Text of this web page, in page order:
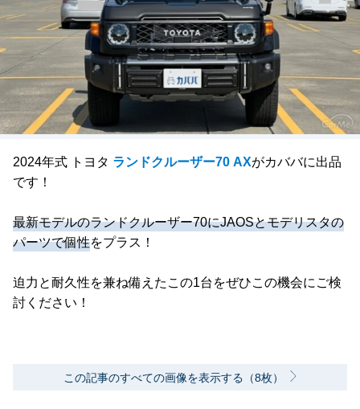
2024年式 トヨタ ランドクルーザー70 AXがカババに出品
です！
最新モデルのランドクルーザー70にJAOSとモデリスタの
パーツで個性をプラス！
迫力と耐久性を兼ね備えたこの1台をぜひこの機会にご検
討ください！
この記事のすべての画像を表示する（8枚）